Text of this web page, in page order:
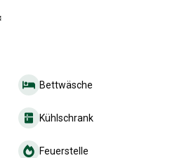
Bettwäsche
Kühlschrank
Feuerstelle